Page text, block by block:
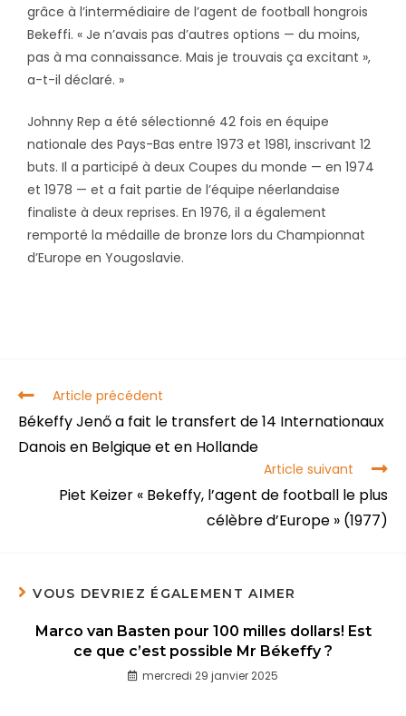
grâce à l’intermédiaire de l’agent de football hongrois
Bekeffi. « Je n’avais pas d’autres options — du moins,
pas à ma connaissance. Mais je trouvais ça excitant »,
a-t-il déclaré. »
Johnny Rep a été sélectionné 42 fois en équipe
nationale des Pays-Bas entre 1973 et 1981, inscrivant 12
buts. Il a participé à deux Coupes du monde — en 1974
et 1978 — et a fait partie de l’équipe néerlandaise
finaliste à deux reprises. En 1976, il a également
remporté la médaille de bronze lors du Championnat
d’Europe en Yougoslavie.
Article précédent
Békeffy Jenő a fait le transfert de 14 Internationaux
Danois en Belgique et en Hollande
Article suivant
Piet Keizer « Bekeffy, l’agent de football le plus
célèbre d’Europe » (1977)
VOUS DEVRIEZ ÉGALEMENT AIMER
Marco van Basten pour 100 milles dollars! Est
ce que c’est possible Mr Békeffy ?
mercredi 29 janvier 2025